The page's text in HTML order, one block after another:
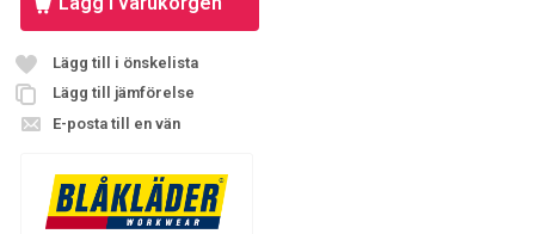
Lägg till i önskelista
Lägg till jämförelse
E-posta till en vän